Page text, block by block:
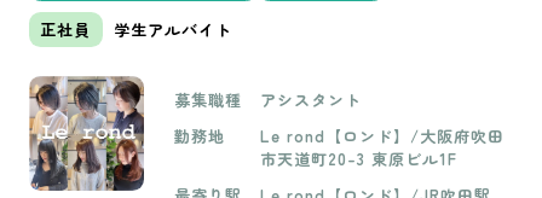
正社員 学生アルバイト
募集職種
アシスタント
勤務地
Le rond【ロンド】/大阪府吹田
市天道町20-3 東原ビル1F